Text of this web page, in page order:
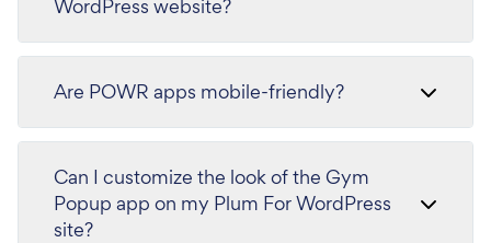
WordPress website?
Are POWR apps mobile-friendly?
Can I customize the look of the Gym
Popup app on my Plum For WordPress
site?